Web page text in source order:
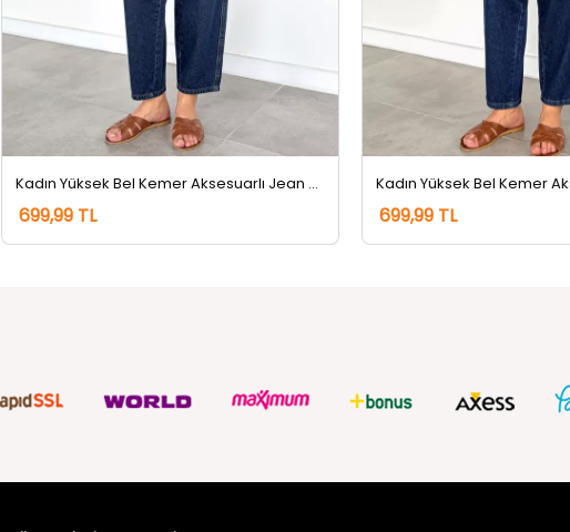
699,99 TL 699,99 TL
MÜŞTERİ HİZMETLERİ
SOSYAL